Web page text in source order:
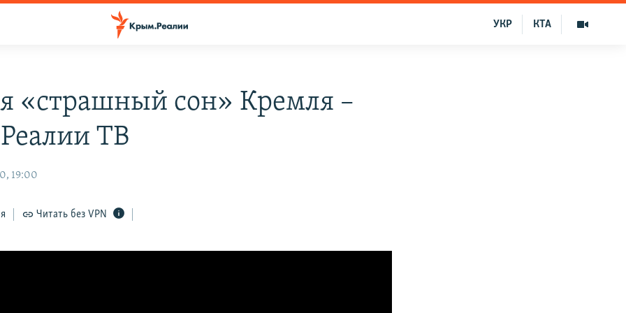
КТА
УКР
«страшный сон» Кремля –
ТВ
19:00
Читать без VPN